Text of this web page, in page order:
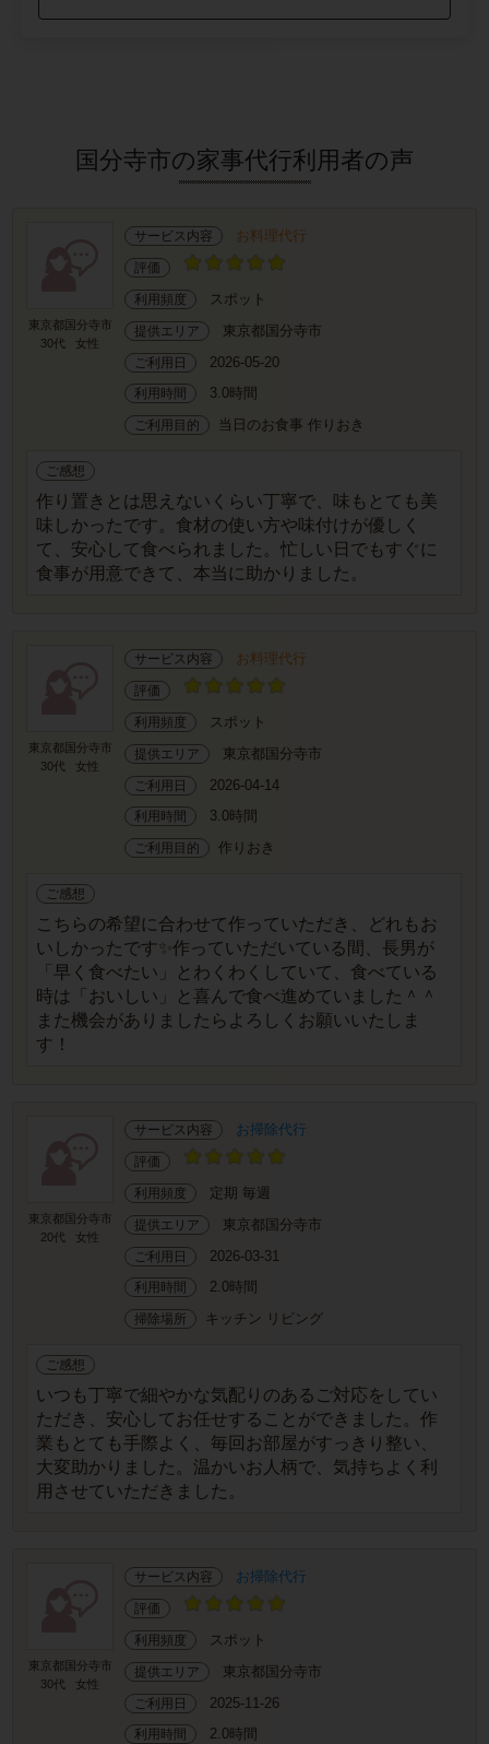
国分寺市の家事代行利用者の声
東京都国分寺市
30代
女性
サービス内容 お料理代行
評価
利用頻度 スポット
提供エリア 東京都国分寺市
ご利用日 2026-05-20
利用時間 3.0時間
ご利用目的 当日のお食事 作りおき
ご感想
作り置きとは思えないくらい丁寧で、味もとても美
味しかったです。食材の使い方や味付けが優しく
て、安心して食べられました。忙しい日でもすぐに
食事が用意できて、本当に助かりました。
東京都国分寺市
30代
女性
サービス内容 お料理代行
評価
利用頻度 スポット
提供エリア 東京都国分寺市
ご利用日 2026-04-14
利用時間 3.0時間
ご利用目的 作りおき
ご感想
こちらの希望に合わせて作っていただき、どれもお
いしかったです✨作っていただいている間、長男が
「早く食べたい」とわくわくしていて、食べている
時は「おいしい」と喜んで食べ進めていました＾＾
また機会がありましたらよろしくお願いいたしま
す！
東京都国分寺市
20代
女性
サービス内容 お掃除代行
評価
利用頻度 定期 毎週
提供エリア 東京都国分寺市
ご利用日 2026-03-31
利用時間 2.0時間
掃除場所 キッチン リビング
ご感想
いつも丁寧で細やかな気配りのあるご対応をしてい
ただき、安心してお任せすることができました。作
業もとても手際よく、毎回お部屋がすっきり整い、
大変助かりました。温かいお人柄で、気持ちよく利
用させていただきました。
東京都国分寺市
30代
女性
サービス内容 お掃除代行
評価
利用頻度 スポット
提供エリア 東京都国分寺市
ご利用日 2025-11-26
利用時間 2.0時間